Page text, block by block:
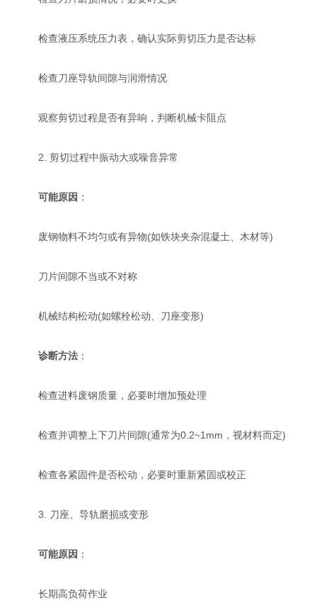
检查液压系统压力表，确认实际剪切压力是否达标
检查刀座导轨间隙与润滑情况
观察剪切过程是否有异响，判断机械卡阻点
2. 剪切过程中振动大或噪音异常
可能原因 ：
废钢物料不均匀或有异物(如铁块夹杂混凝土、木材等)
刀片间隙不当或不对称
机械结构松动(如螺栓松动、刀座变形)
诊断方法 ：
检查进料废钢质量，必要时增加预处理
检查并调整上下刀片间隙(通常为0.2~1mm，视材料而定)
检查各紧固件是否松动，必要时重新紧固或校正
3. 刀座、导轨磨损或变形
可能原因 ：
长期高负荷作业